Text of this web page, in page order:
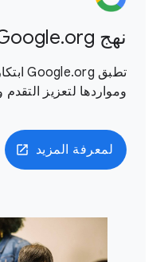
نهج Google.org في العمل الخيري
ومواردها لتعزيز
لمعرفة المزيد